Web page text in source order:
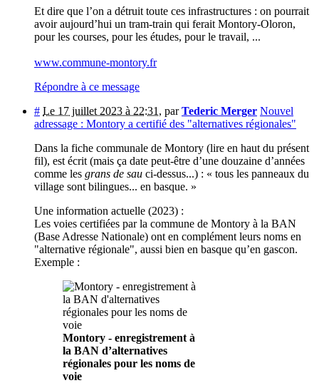
Et dire que l’on a détruit toute ces infrastructures : on pourrait
avoir aujourd’hui un tram-train qui ferait Montory-Oloron,
pour les courses, pour les études, pour le travail, ...
www.commune-montory.fr
Répondre à ce message
# Le 17 juillet 2023 à 22:31 , parTederic Merger Nouvel
adressage : Montory a certifié des "alternatives régionales"
Dans la fiche communale de Montory (lire en haut du présent
fil), est écrit (mais ça date peut-être d’une douzaine d’années
comme les grans de sau ci-dessus...) : « tous les panneaux du
village sont bilingues... en basque. »
Une information actuelle (2023) :
Les voies certifiées par la commune de Montory à la BAN
(Base Adresse Nationale) ont en complément leurs noms en
"alternative régionale", aussi bien en basque qu’en gascon.
Exemple :
Montory - enregistrement à
la BAN d’alternatives
régionales pour les noms de
voie